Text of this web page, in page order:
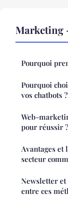
Marketing
Pourquoi
Pourquoi
vos chatbots ?
Web-
pour réussir ?
Avantages et
secteur
Newsletter
entre ces